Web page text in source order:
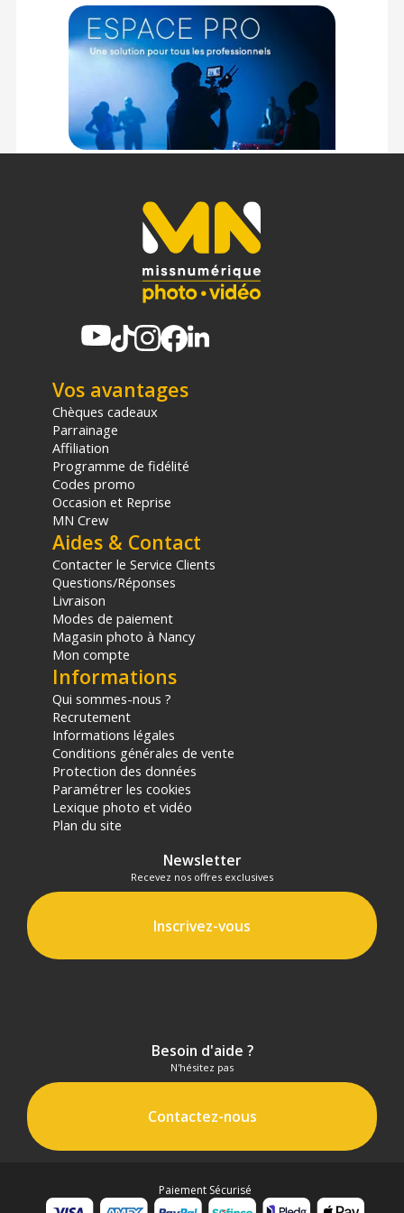
Vos avantages
Chèques cadeaux
Parrainage
Affiliation
Programme de fidélité
Codes promo
Occasion et Reprise
MN Crew
Aides & Contact
Contacter le Service Clients
Questions/Réponses
Livraison
Modes de paiement
Magasin photo à Nancy
Mon compte
Informations
Qui sommes-nous ?
Recrutement
Informations légales
Conditions générales de vente
Protection des données
Paramétrer les cookies
Lexique photo et vidéo
Plan du site
Newsletter
Recevez nos offres exclusives
Inscrivez-vous
Besoin d'aide ?
N'hésitez pas
Contactez-nous
Paiement Sécurisé